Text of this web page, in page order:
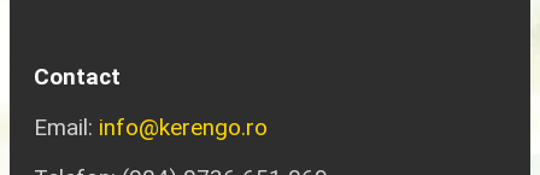
Contact
Email: info@kerengo.ro